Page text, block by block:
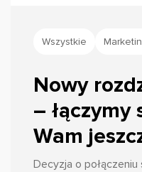
Wszystkie
Nowy
– łączymy
Wam
Decyzja o połączeniu